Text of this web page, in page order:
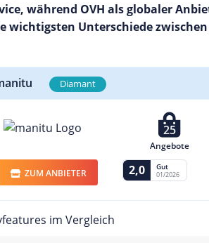
während OVH als globaler
wichtigsten Unterschiede
Diamant
25
Angebote
ZUM ANBIETER 2,0 Gut
01/2026
im Vergleich